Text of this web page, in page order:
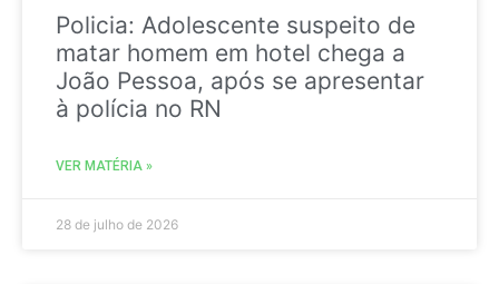
Policia: Adolescente suspeito de
matar homem em hotel chega a
João Pessoa, após se apresentar
à polícia no RN
VER MATÉRIA »
28 de julho de 2026